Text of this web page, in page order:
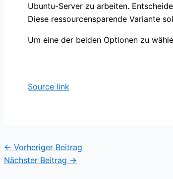
Ubuntu-Server zu arbeiten.
Diese ressourcensparende Variante
Um eine der beiden Optionen zu
Source link
← Vorheriger Beitrag
Nächster Beitrag →